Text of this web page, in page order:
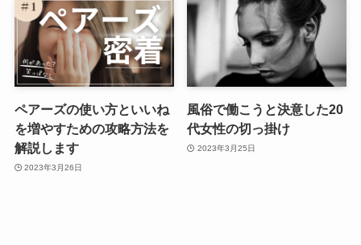
ペアーズの使い方といいね
を増やすための攻略方法を
解説します
2023年3月26日
風俗で働こうと決意した20
代女性の切っ掛け
2023年3月25日